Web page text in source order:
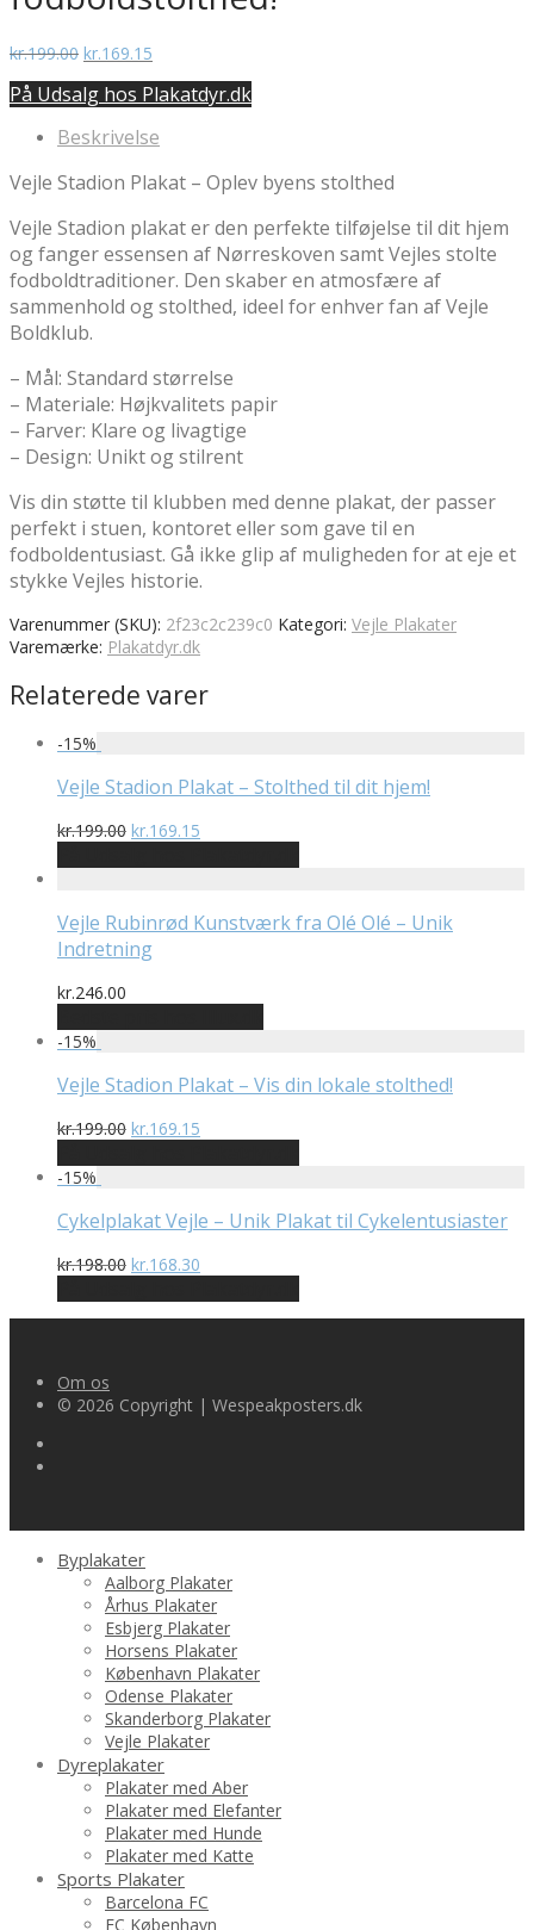
kr.199.00 Den
pris
kr.199.00.
kr.169.15
pris
kr.169.15.
På Udsalg hos Plakatdyr.dk
Beskrivelse
Vejle Stadion Plakat – Oplev byens stolthed
Vejle Stadion plakat er den perfekte tilføjelse til dit hjem
og fanger essensen af Nørreskoven samt Vejles stolte
fodboldtraditioner. Den skaber en atmosfære af
sammenhold og stolthed, ideel for enhver fan af Vejle
Boldklub.
– Mål: Standard størrelse
– Materiale: Højkvalitets papir
– Farver: Klare og livagtige
– Design: Unikt og stilrent
Vis din støtte til klubben med denne plakat, der passer
perfekt i stuen, kontoret eller som gave til en
fodboldentusiast. Gå ikke glip af muligheden for at eje et
stykke Vejles historie.
Varenummer (SKU): 2f23c2c239c0 Kategori: Vejle Plakater
Varemærke: Plakatdyr.dk
Relaterede varer
-15%
Vejle Stadion Plakat – Stolthed til dit hjem!
kr.199.00 Den
pris
kr.199.00.
kr.169.15
pris
kr.169.15.
Vejle Rubinrød Kunstværk fra Olé Olé – Unik
Indretning
kr.246.00
-15%
Vejle Stadion Plakat – Vis din lokale stolthed!
kr.199.00 Den
pris
kr.199.00.
kr.169.15
pris
kr.169.15.
-15%
Cykelplakat Vejle – Unik Plakat til Cykelentusiaster
kr.198.00 Den
pris
kr.168.30
pris
Om os
© 2026 Copyright | Wespeakposters.dk
Byplakater
Aalborg Plakater
Århus Plakater
Esbjerg Plakater
Horsens Plakater
København Plakater
Odense Plakater
Skanderborg Plakater
Vejle Plakater
Dyreplakater
Plakater med Aber
Plakater med Elefanter
Plakater med Hunde
Plakater med Katte
Sports Plakater
Barcelona FC
FC København